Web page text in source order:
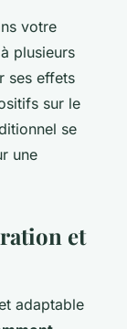
votre
plusieurs
ses effets
sur le
se
une
et
adaptable